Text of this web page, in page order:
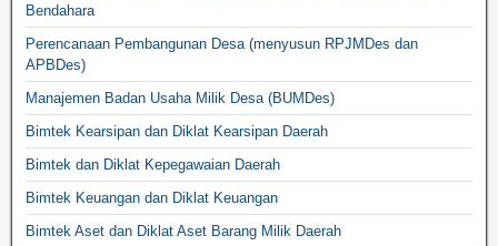
Bendahara
Perencanaan Pembangunan Desa (menyusun RPJMDes dan
APBDes)
Manajemen Badan Usaha Milik Desa (BUMDes)
Bimtek Kearsipan dan Diklat Kearsipan Daerah
Bimtek dan Diklat Kepegawaian Daerah
Bimtek Keuangan dan Diklat Keuangan
Bimtek Aset dan Diklat Aset Barang Milik Daerah